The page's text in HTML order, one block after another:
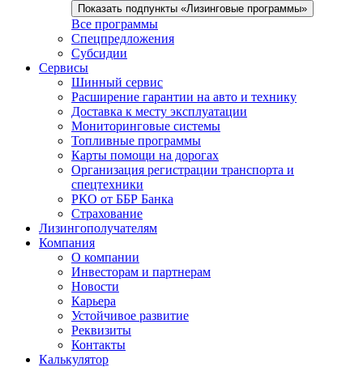
Показать подпункты «Лизинговые программы»
Все программы
Спецпредложения
Субсидии
Сервисы
Шинный сервис
Расширение гарантии на авто и технику
Доставка к месту эксплуатации
Мониторинговые системы
Топливные программы
Карты помощи на дорогах
Организация регистрации транспорта и
спецтехники
РКО от ББР Банка
Страхование
Лизингополучателям
Компания
О компании
Инвесторам и партнерам
Новости
Карьера
Устойчивое развитие
Реквизиты
Контакты
Калькулятор